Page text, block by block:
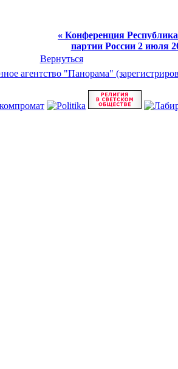
« Конференция
партии России 2 июля
Вернуться
агентство "Панорама"